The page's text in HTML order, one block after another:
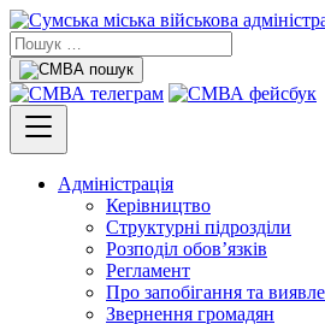
Адміністрація
Керівництво
Структурні підрозділи
Розподіл обов’язків
Регламент
Про запобігання та
Звернення громадян